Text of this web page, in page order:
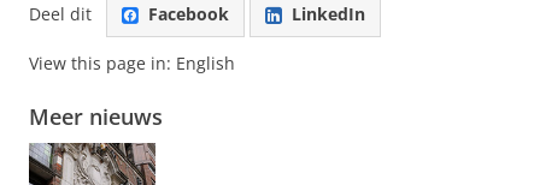
Deel dit Facebook LinkedIn
View this page in: English
Meer nieuws